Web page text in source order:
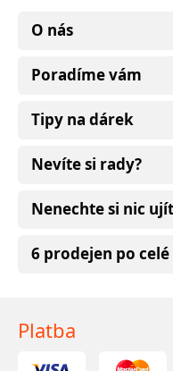
O nás
Poradíme vám
Tipy na dárek
Nevíte si rady?
Nenechte si nic ujít
6 prodejen po celé
Platba